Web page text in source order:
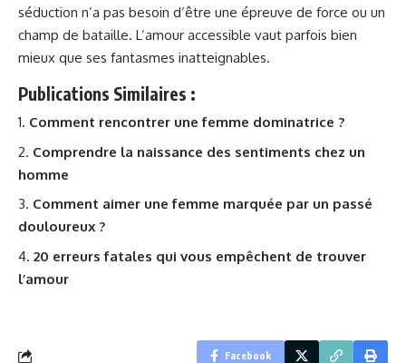
séduction n’a pas besoin d’être une épreuve de force ou un
champ de bataille. L’amour accessible vaut parfois bien
mieux que ses fantasmes inatteignables.
Publications Similaires :
Comment rencontrer une femme dominatrice ?
Comprendre la naissance des sentiments chez un
homme
Comment aimer une femme marquée par un passé
douloureux ?
20 erreurs fatales qui vous empêchent de trouver
l’amour
Facebook